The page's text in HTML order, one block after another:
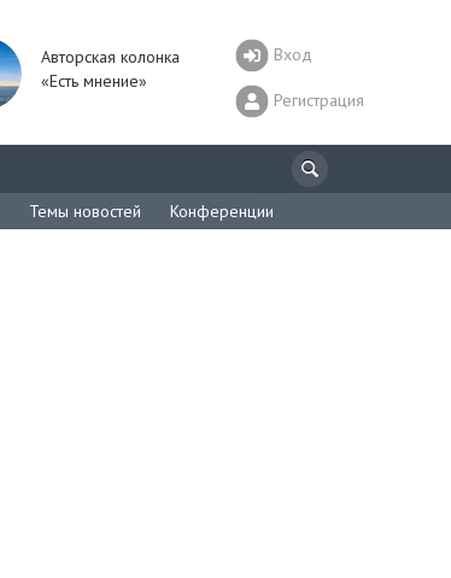
Авторская колонка
«Есть мнение»
Вход
Регистрация
Темы новостей Конференции